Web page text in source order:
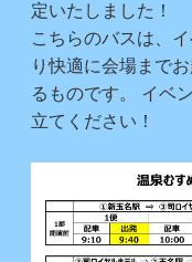
定いたしました！
こちらのバスは、
り快適に会場まで
るものです。 イベ
立てください！